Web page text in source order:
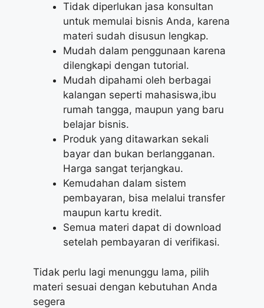
Tidak diperlukan jasa konsultan
untuk memulai bisnis Anda, karena
materi sudah disusun lengkap.
Mudah dalam penggunaan karena
dilengkapi dengan tutorial.
Mudah dipahami oleh berbagai
kalangan seperti mahasiswa,ibu
rumah tangga, maupun yang baru
belajar bisnis.
Produk yang ditawarkan sekali
bayar dan bukan berlangganan.
Harga sangat terjangkau.
Kemudahan dalam sistem
pembayaran, bisa melalui transfer
maupun kartu kredit.
Semua materi dapat di download
setelah pembayaran di verifikasi.
Tidak perlu lagi menunggu lama, pilih
materi sesuai dengan kebutuhan Anda
segera